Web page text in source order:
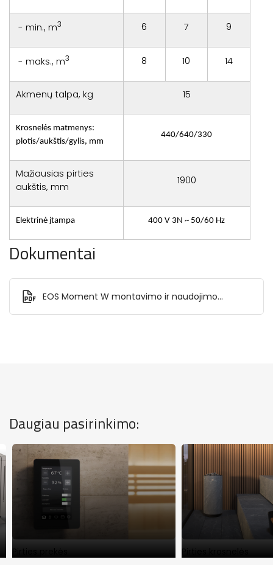
- min., m3 6 7 9
- maks., m3 8 10 14
Akmenų talpa, kg 15
Krosnelės matmenys:
plotis/aukštis/gylis, mm
440/640/330
Mažiausias pirties
aukštis, mm
1900
Elektrinė įtampa 400 V 3N ~ 50/60 Hz
Dokumentai
EOS Moment W montavimo ir naudojimo
Daugiau pasirinkimo:
Pirties prekės Pirties krosnelės